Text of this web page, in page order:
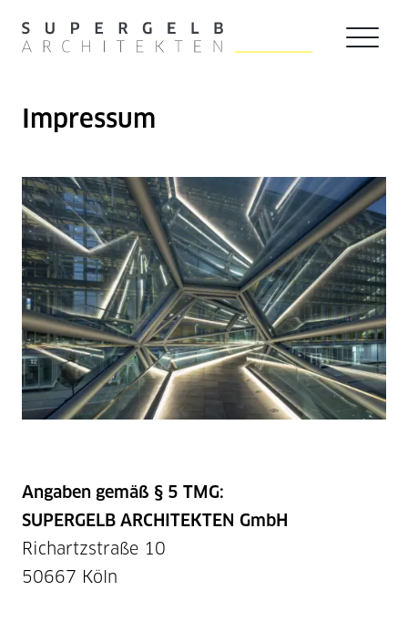
Zur Startseite navigieren
Impressum
Angaben gemäß § 5 TMG:
SUPERGELB ARCHITEKTEN GmbH
Richartzstraße 10
50667 Köln